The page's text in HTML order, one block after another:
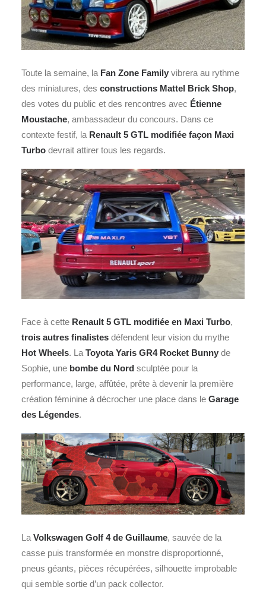
Toute la semaine, la Fan Zone Family vibrera au rythme
des miniatures, des constructions Mattel Brick Shop,
des votes du public et des rencontres avec Étienne
Moustache, ambassadeur du concours. Dans ce
contexte festif, la Renault 5 GTL modifiée façon Maxi
Turbo devrait attirer tous les regards.
Face à cette Renault 5 GTL modifiée en Maxi Turbo,
trois autres finalistes défendent leur vision du mythe
Hot Wheels. La Toyota Yaris GR4 Rocket Bunny de
Sophie, une bombe du Nord sculptée pour la
performance, large, affûtée, prête à devenir la première
création féminine à décrocher une place dans le Garage
des Légendes.
LaVolkswagen Golf 4 de Guillaume, sauvée de la
casse puis transformée en monstre disproportionné,
pneus géants, pièces récupérées, silhouette improbable
qui semble sortie d’un pack collector.